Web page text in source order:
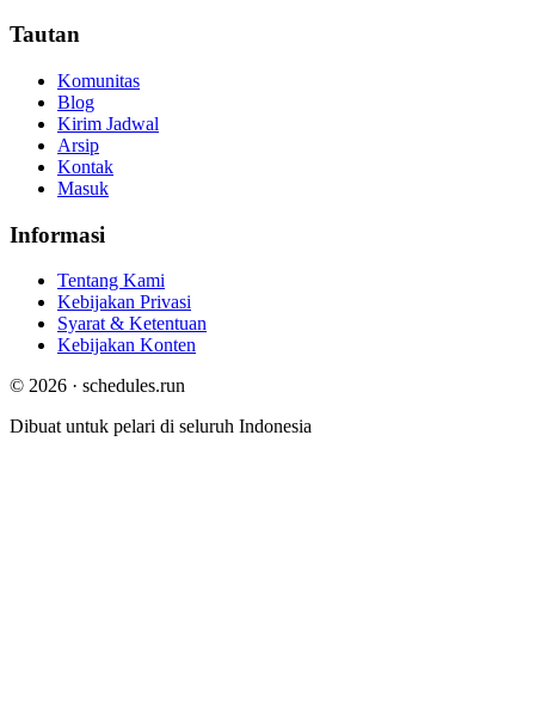
Tautan
Komunitas
Blog
Kirim Jadwal
Arsip
Kontak
Masuk
Informasi
Tentang Kami
Kebijakan Privasi
Syarat & Ketentuan
Kebijakan Konten
© 2026 · schedules.run
Dibuat untuk pelari di seluruh Indonesia